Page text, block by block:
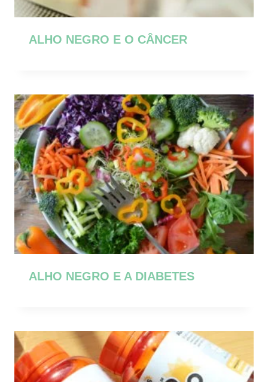
ALHO NEGRO E O CÂNCER
ALHO NEGRO E A DIABETES